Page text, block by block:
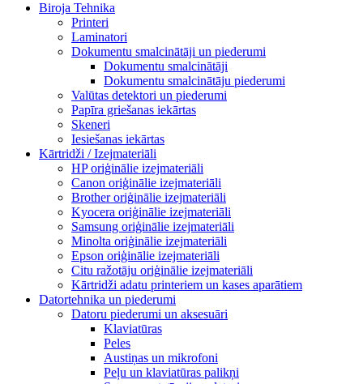
Biroja Tehnika
Printeri
Laminatori
Dokumentu smalcinātāji un piederumi
Dokumentu smalcinātāji
Dokumentu smalcinātāju piederumi
Valūtas detektori un piederumi
Papīra griešanas iekārtas
Skeneri
Iesiešanas iekārtas
Kārtridži / Izejmateriāli
HP oriģinālie izejmateriāli
Canon oriģinālie izejmateriāli
Brother oriģinālie izejmateriāli
Kyocera oriģinālie izejmateriāli
Samsung oriģinālie izejmateriāli
Minolta oriģinālie izejmateriāli
Epson oriģinālie izejmateriāli
Citu ražotāju oriģinālie izejmateriāli
Kārtridži adatu printeriem un kases aparātiem
Datortehnika un piederumi
Datoru piederumi un aksesuāri
Klaviatūras
Peles
Austiņas un mikrofoni
Peļu un klaviatūras palikņi